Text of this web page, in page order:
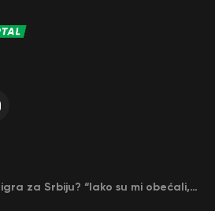
Zašto Rade Krunić ne igra za Srbiju? “Iako su mi obećali, niko me nije zvao…”